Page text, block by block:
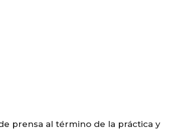
prensa al término de la práctica y